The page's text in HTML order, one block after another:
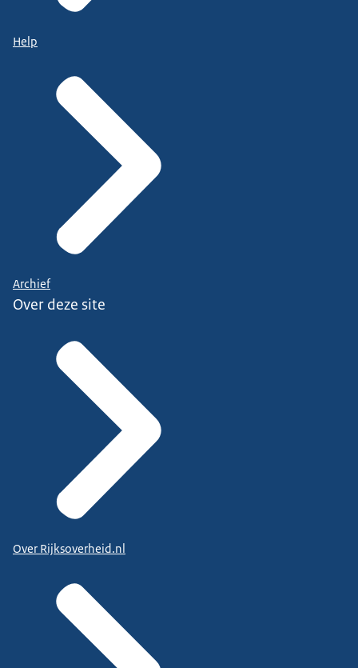
Help
Archief
Over deze site
Over Rijksoverheid.nl